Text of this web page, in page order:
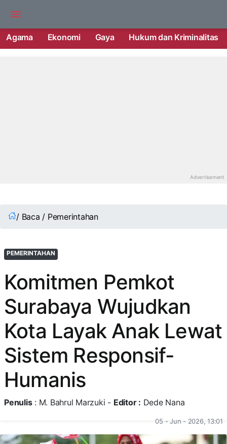
Agama Ekonomi Gaya Hukum dan Kriminalitas
/ Baca / Pemerintahan
PEMERINTAHAN
Komitmen Pemkot
Surabaya Wujudkan
Kota Layak Anak Lewat
Sistem Responsif-
Humanis
Penulis: M. Bahrul Marzuki - Editor : Dede Nana
05 - Jun - 2026, 13:01